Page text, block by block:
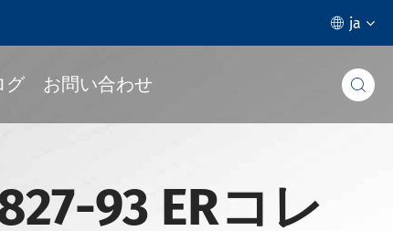
 ja
グ お問い合わせ 
93 ERコレ